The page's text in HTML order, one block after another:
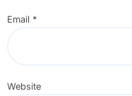
Email *
Website